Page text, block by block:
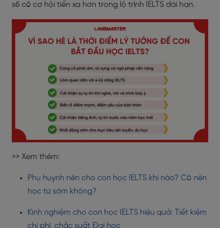
sẽ có cơ hội tiến xa hơn trong lộ trình IELTS dài hạn.
>> Xem thêm:
Phụ huynh nên cho con học IELTS khi nào? Có nên
học từ sớm không?
Kinh nghiệm cho con học IELTS hiệu quả: Tiết kiệm
chi phí, chắc suất Đại học